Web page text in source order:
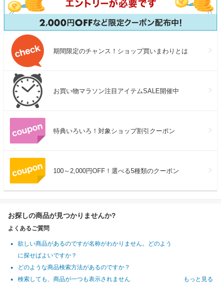
期間限定のチャンス！ショップ買いまわりとは
お買い物マラソン注目アイテムSALE開催中
特典いろいろ！対象ショップ割引クーポン
100～2,000円OFF！選べる5種類のクーポン
お探しの商品が見つかりませんか?
よくあるご質問
欲しい商品があるのですが名称がわかりません。どのよう
に探せばよいですか？
どのような商品検索方法があるのですか？
検索しても、商品が一つも表示されません
もっと見る